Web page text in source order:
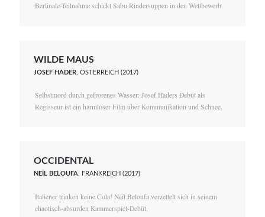
Berlinale-Teilnahme schickt Sabu Rindersuppen in den Wettbewerb.
WILDE MAUS
JOSEF HADER , ÖSTERREICH (2017)
Selbstmord durch gefrorenes Wasser: Josef Haders Debüt als
Regisseur ist ein harmloser Film über Kommunikation und Schnee.
OCCIDENTAL
NEÏL BELOUFA, FRANKREICH (2017)
Italiener trinken keine Cola! Neïl Beloufa verzettelt sich in seinem
chaotisch-absurden Kammerspiel-Debüt.